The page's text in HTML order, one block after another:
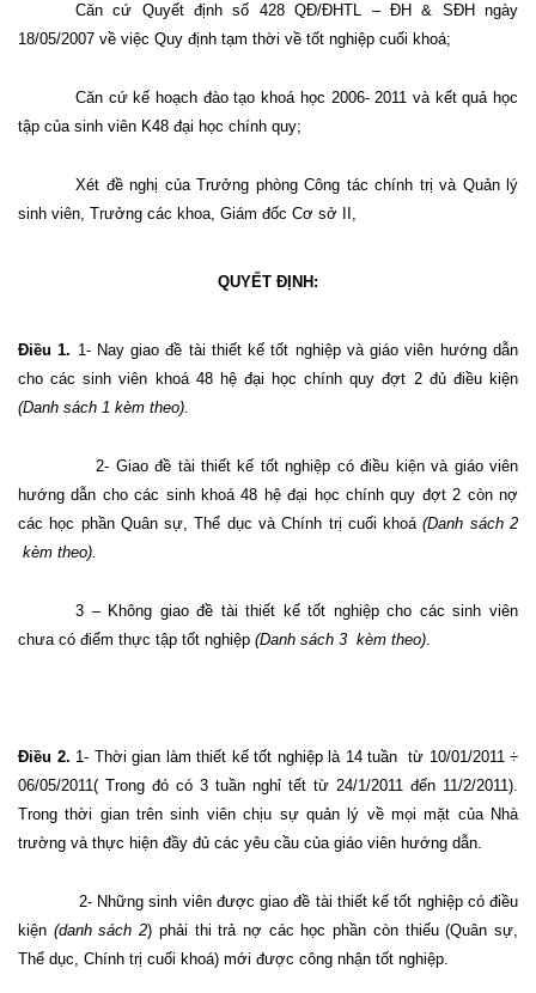
Căn cứ Quyết định số 428 QĐ/ĐHTL – ĐH & SĐH ngày
18/05/2007 về việc Quy định tạm thời về tốt nghiệp cuối khoá;
Căn cứ kế hoạch đào tạo khoá học 2006- 2011 và kết quả học
tập của sinh viên K48 đại học chính quy;
Xét đề nghị của Trưởng phòng Công tác chính trị và Quản lý
sinh viên, Trưởng các khoa, Giám đốc Cơ sở II,
QUYẾT ĐỊNH:
Điều 1. 1- Nay giao đề tài thiết kế tốt nghiệp và giáo viên hướng dẫn
cho các sinh viên khoá 48 hệ đại học chính quy đợt 2 đủ điều kiện
(Danh sách 1 kèm theo).
2- Giao đề tài thiết kế tốt nghiệp có điều kiện và giáo viên
hướng dẫn cho các sinh khoá 48 hệ đại học chính quy đợt 2 còn nợ
các học phần Quân sự, Thể dục và Chính trị cuối khoá(Danh sách 2
kèm theo).
3 – Không giao đề tài thiết kế tốt nghiệp cho các sinh viên
chưa có điểm thực tập tốt nghiệp (Danh sách 3 kèm theo).
Điều 2. 1- Thời gian làm thiết kế tốt nghiệp là 14 tuần từ 10/01/2011 ÷
06/05/2011( Trong đó có 3 tuần nghỉ tết từ 24/1/2011 đến 11/2/2011).
Trong thời gian trên sinh viên chịu sự quản lý về mọi mặt của Nhà
trường và thực hiện đầy đủ các yêu cầu của giáo viên hướng dẫn.
2- Những sinh viên được giao đề tài thiết kế tốt nghiệp có điều
kiện (danh sách 2) phải thi trả nợ các học phần còn thiếu (Quân sự,
Thể dục, Chính trị cuối khoá) mới được công nhận tốt nghiệp.